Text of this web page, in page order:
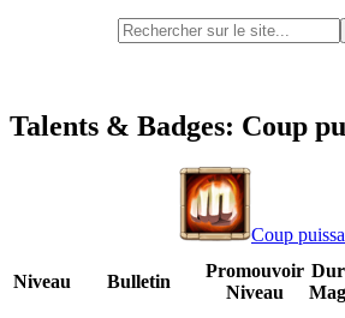
Talents & Badges: Coup
Coup
Niveau Bulletin
Promouvoir
Niveau